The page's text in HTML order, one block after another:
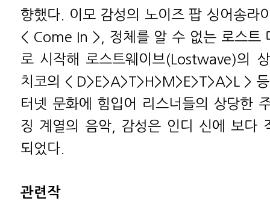
향했다. 이모 감성의 노이즈 팝 싱어송라
< Come In >, 정체를 알 수 없는 로스트
로 시작해 로스트웨이브(Lostwave)의
치코의 < D>E>A>T>H>M>E>T>A>L >
터넷 문화에 힘입어 리스너들의 상당한
징 계열의 음악, 감성은 인디 신에 보다
되었다.
관련작